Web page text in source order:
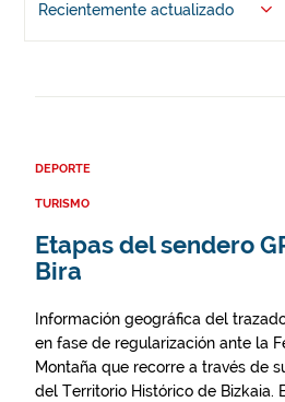
Recientemente actualizado
DEPORTE
TURISMO
Etapas del sendero
Bira
Información geográfica del
en fase de regularización ante la
Montaña que recorre a través de
del Territorio Histórico de Bizkaia.